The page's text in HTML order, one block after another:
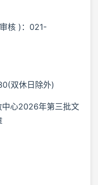
核 )：021-
双休日除外)
中心2026年第三批文